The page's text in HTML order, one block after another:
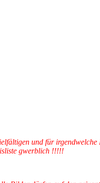
und für
gwerblich !!!!!